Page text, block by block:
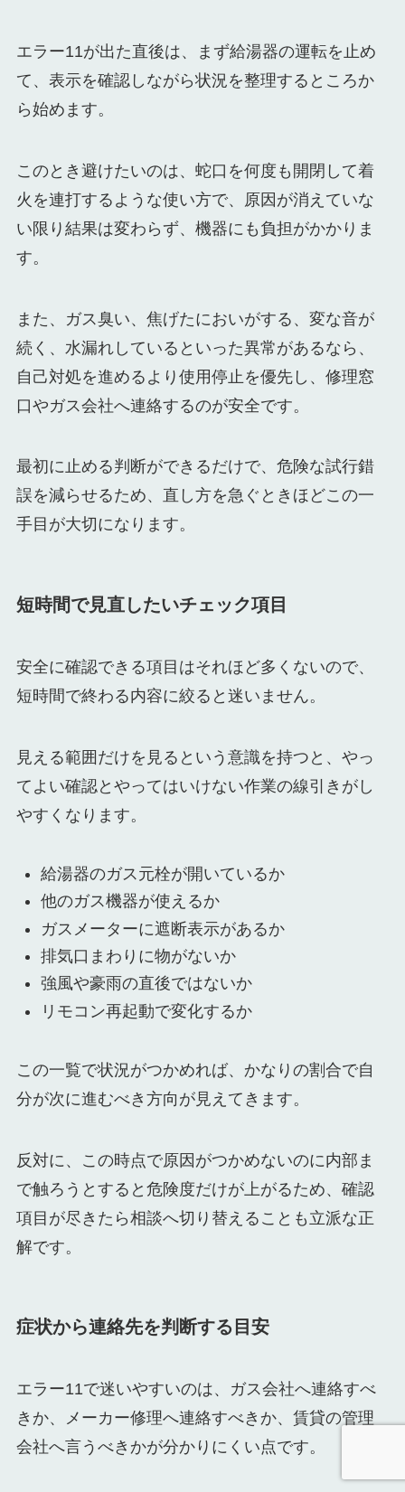
エラー11が出た直後は、まず給湯器の運転を止め
て、表示を確認しながら状況を整理するところか
ら始めます。
このとき避けたいのは、蛇口を何度も開閉して着
火を連打するような使い方で、原因が消えていな
い限り結果は変わらず、機器にも負担がかかりま
す。
また、ガス臭い、焦げたにおいがする、変な音が
続く、水漏れしているといった異常があるなら、
自己対処を進めるより使用停止を優先し、修理窓
口やガス会社へ連絡するのが安全です。
最初に止める判断ができるだけで、危険な試行錯
誤を減らせるため、直し方を急ぐときほどこの一
手目が大切になります。
短時間で見直したいチェック項目
安全に確認できる項目はそれほど多くないので、
短時間で終わる内容に絞ると迷いません。
見える範囲だけを見るという意識を持つと、やっ
てよい確認とやってはいけない作業の線引きがし
やすくなります。
給湯器のガス元栓が開いているか
他のガス機器が使えるか
ガスメーターに遮断表示があるか
排気口まわりに物がないか
強風や豪雨の直後ではないか
リモコン再起動で変化するか
この一覧で状況がつかめれば、かなりの割合で自
分が次に進むべき方向が見えてきます。
反対に、この時点で原因がつかめないのに内部ま
で触ろうとすると危険度だけが上がるため、確認
項目が尽きたら相談へ切り替えることも立派な正
解です。
症状から連絡先を判断する目安
エラー11で迷いやすいのは、ガス会社へ連絡すべ
きか、メーカー修理へ連絡すべきか、賃貸の管理
会社へ言うべきかが分かりにくい点です。